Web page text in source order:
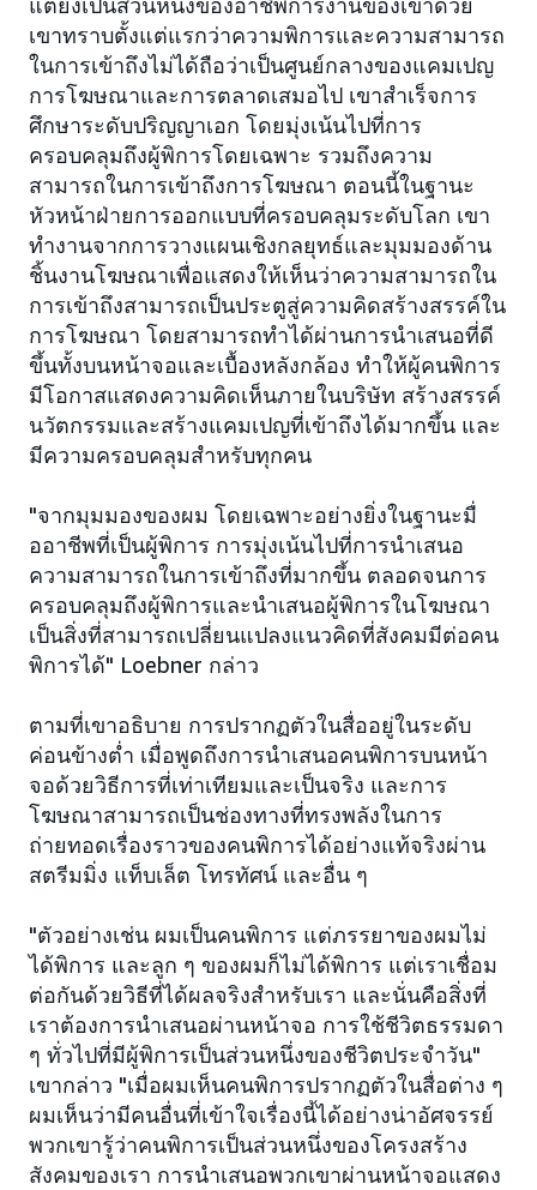
เขาทราบตั้งแต่แรกว่าความพิการและความสามารถ
ในการเข้าถึงไม่ได้ถือว่าเป็นศูนย์กลางของแคมเปญ
การโฆษณาและการตลาดเสมอไป เขาสำเร็จการ
ศึกษาระดับปริญญาเอก โดยมุ่งเน้นไปที่การ
ครอบคลุมถึงผู้พิการโดยเฉพาะ รวมถึงความ
สามารถในการเข้าถึงการโฆษณา ตอนนี้ในฐานะ
หัวหน้าฝ่ายการออกแบบที่ครอบคลุมระดับโลก เขา
ทำงานจากการวางแผนเชิงกลยุทธ์และมุมมองด้าน
ชิ้นงานโฆษณาเพื่อแสดงให้เห็นว่าความสามารถใน
การเข้าถึงสามารถเป็นประตูสู่ความคิดสร้างสรรค์ใน
การโฆษณา โดยสามารถทำได้ผ่านการนำเสนอที่ดี
ขึ้นทั้งบนหน้าจอและเบื้องหลังกล้อง ทำให้ผู้คนพิการ
มีโอกาสแสดงความคิดเห็นภายในบริษัท สร้างสรรค์
นวัตกรรมและสร้างแคมเปญที่เข้าถึงได้มากขึ้น และ
มีความครอบคลุมสำหรับทุกคน
"จากมุมมองของผม โดยเฉพาะอย่างยิ่งในฐานะมื่
ออาชีพที่เป็นผู้พิการ การมุ่งเน้นไปที่การนำเสนอ
ความสามารถในการเข้าถึงที่มากขึ้น ตลอดจนการ
ครอบคลุมถึงผู้พิการและนำเสนอผู้พิการในโฆษณา
เป็นสิ่งที่สามารถเปลี่ยนแปลงแนวคิดที่สังคมมีต่อคน
พิการได้" Loebner กล่าว
ตามที่เขาอธิบาย การปรากฏตัวในสื่ออยู่ในระดับ
ค่อนข้างต่ำ เมื่อพูดถึงการนำเสนอคนพิการบนหน้า
จอด้วยวิธีการที่เท่าเทียมและเป็นจริง และการ
โฆษณาสามารถเป็นช่องทางที่ทรงพลังในการ
ถ่ายทอดเรื่องราวของคนพิการได้อย่างแท้จริงผ่าน
สตรีมมิ่ง แท็บเล็ต โทรทัศน์ และอื่น ๆ
"ตัวอย่างเช่น ผมเป็นคนพิการ แต่ภรรยาของผมไม่
ได้พิการ และลูก ๆ ของผมก็ไม่ได้พิการ แต่เราเชื่อม
ต่อกันด้วยวิธีที่ได้ผลจริงสำหรับเรา และนั่นคือสิ่งที่
เราต้องการนำเสนอผ่านหน้าจอ การใช้ชีวิตธรรมดา
ๆ ทั่วไปที่มีผู้พิการเป็นส่วนหนึ่งของชีวิตประจำวัน"
เขากล่าว "เมื่อผมเห็นคนพิการปรากฏตัวในสื่อต่าง ๆ
ผมเห็นว่ามีคนอื่นที่เข้าใจเรื่องนี้ได้อย่างน่าอัศจรรย์
พวกเขารู้ว่าคนพิการเป็นส่วนหนึ่งของโครงสร้าง
สังคมของเรา การนำเสนอพวกเขาผ่านหน้าจอแสดง